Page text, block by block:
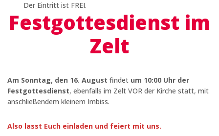
Der Eintritt ist FREI.
Festgottesdienst im
Zelt
Am Sonntag, den 16. August findet um 10:00 Uhr der
Festgottesdienst, ebenfalls im Zelt VOR der Kirche statt, mit
anschließendem kleinem Imbiss.
Also lasst Euch einladen und feiert mit uns.